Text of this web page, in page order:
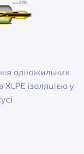
одножильних
ізоляцією у